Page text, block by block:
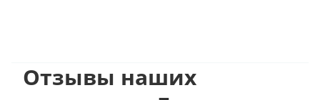
Отзывы наших